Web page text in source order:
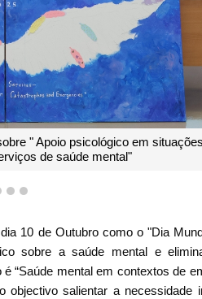
Fong, apresentou o propósito e o
participantes
3 4
10 de Outubro como o "Dia
sobre a saúde mental e
“Saúde mental em contextos de
objectivo salientar a necessidade